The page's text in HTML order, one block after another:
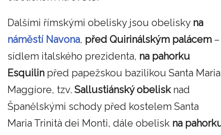
Dalšími římskými obelisky jsou obelisky na
náměstí Navona, před Quirinálským palácem –
sídlem italského prezidenta, na pahorku
Esquilin před papežskou bazilikou Santa Maria
Maggiore, tzv. Sallustiánský obelisknad
Španělskými schody před kostelem Santa
Maria Trinità dei Monti, dále obelisk na